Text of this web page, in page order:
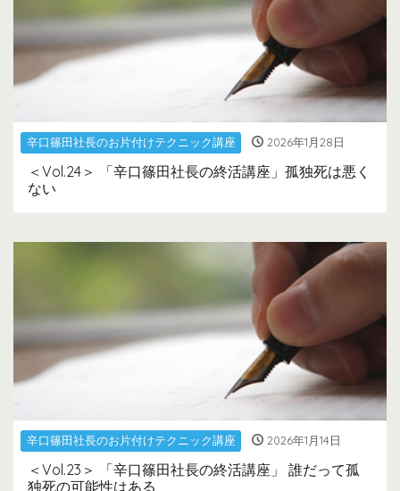
辛口篠田社長のお片付けテクニック講座 2026年1月28日
＜Vol.24＞ 「辛口篠田社長の終活講座」孤独死は悪く
ない
辛口篠田社長のお片付けテクニック講座 2026年1月14日
＜Vol.23＞ 「辛口篠田社長の終活講座」 誰だって孤
独死の可能性はある